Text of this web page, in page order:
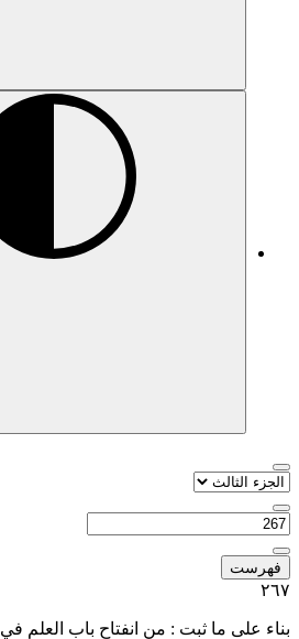
فهرست
على ما ثبت : من انفتاح باب العلم في